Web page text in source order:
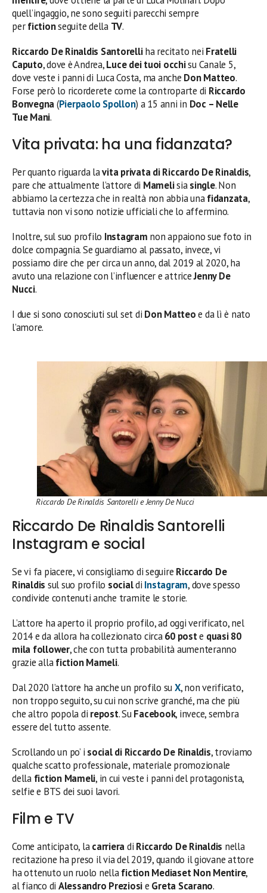
quell’ingaggio, ne sono seguiti parecchi sempre
perfictionseguite della TV.
Riccardo De Rinaldis Santorelliha recitato nei Fratelli
Caputo, dove è Andrea,Luce dei tuoi occhisu Canale 5,
dove veste i panni di Luca Costa, ma anche Don Matteo.
Forse però lo ricorderete come la controparte di Riccardo
Bonvegna(Pierpaolo Spollon) a 15 anni in Doc – Nelle
Tue Mani.
Vita privata: ha una fidanzata?
Per quanto riguarda lavita privata diRiccardo De Rinaldis,
pare che attualmente l’attore di Mamelisiasingle. Non
abbiamo la certezza che in realtà non abbia unafidanzata,
tuttavia non vi sono notizie ufficiali che lo affermino.
Inoltre, sul suo profilo Instagram non appaiono sue foto in
dolce compagnia. Se guardiamo al passato, invece, vi
possiamo dire che per circa un anno, dal 2019 al 2020, ha
avuto una relazione con l’influencer e attriceJenny De
Nucci.
I due si sono conosciuti sul set di Don Matteoe da lì è nato
l’amore.
Riccardo De Rinaldis Santorelli e Jenny De Nucci
Riccardo De Rinaldis Santorelli
Instagram e social
Se vi fa piacere, vi consigliamo di seguire Riccardo De
Rinaldis sul suo profilo socialdi Instagram, dove spesso
condivide contenuti anche tramite le storie.
L’attore ha aperto il proprio profilo, ad oggi verificato, nel
2014 e da allora ha collezionato circa60 poste quasi 80
mila follower, che con tutta probabilità aumenteranno
grazie allafiction Mameli.
Dal 2020 l’attore ha anche un profilo suX, non verificato,
non troppo seguito, su cui non scrive granché, ma che più
che altro popola di repost. SuFacebook, invece, sembra
essere del tutto assente.
Scrollando un po’ i social di Riccardo De Rinaldis, troviamo
qualche scatto professionale, materiale promozionale
della fiction Mameli, in cui veste i panni del protagonista,
selfie e BTS dei suoi lavori.
Film e TV
Come anticipato, lacarrieradi Riccardo De Rinaldis nella
recitazione ha preso il via del 2019, quando il giovane attore
ha ottenuto un ruolo nellafiction Mediaset Non Mentire,
al fianco di Alessandro Preziosie Greta Scarano.